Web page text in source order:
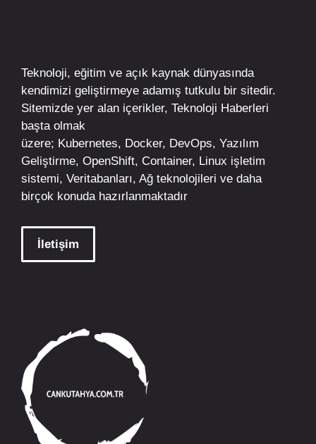
Teknoloji, eğitim ve açık kaynak dünyasında
kendimizi geliştirmeye adamış tutkulu bir sitedir.
Sitemizde yer alan içerikler, Teknoloji Haberleri
başta olmak
üzere; Kubernetes, Docker, DevOps, Yazılım
Geliştirme, OpenShift, Container, Linux işletim
sistemi, Veritabanları, Ağ teknolojileri ve daha
birçok konuda hazırlanmaktadır
İletişim